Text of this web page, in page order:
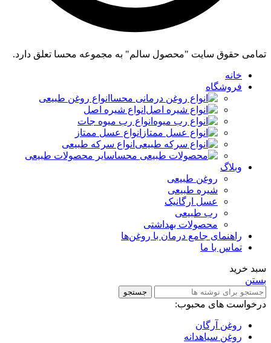
تمامی حقوق سایت "محصول سالم" به مجموعه محسا تعلق دارد.
خانه
فروشگاه
انواع روغن طبیعی
انواع شیره اصل
انواع رب میوه جات
انواع عسل ممتاز
انواع سرکه طبیعی
سایر محصولات طبیعی
وبلاگ
روغن طبیعی
شیره طبیعی
عسل ارگانیک
رب طبیعی
محصولات بهداشتی
راهنمای جامع درمان با روغن‌ها
تماس با ما
سبد خرید
بستن
جستجو
درخواست های محبوب:
روغن آرگان
روغن سیاهدانه